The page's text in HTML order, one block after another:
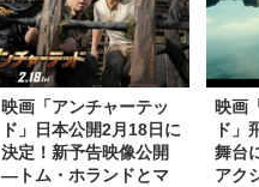
映画「アンチャーテッ
ド」日本公開2月18日に
決定！新予告映像公開
―トム・ホランドとマ
映画
ド」
舞台
アク